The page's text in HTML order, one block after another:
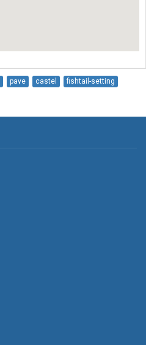
pave castel fishtail-setting